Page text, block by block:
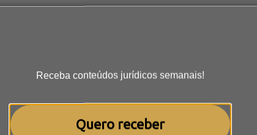
Receba conteúdos jurídicos semanais!
Quero receber
à União, ou seja, não é necessário que o comprador
significar um custo a mais para os adquirentes.
ou transmitido em herança para terceiros.
da União (SPU) instituiu como parte de um programa do